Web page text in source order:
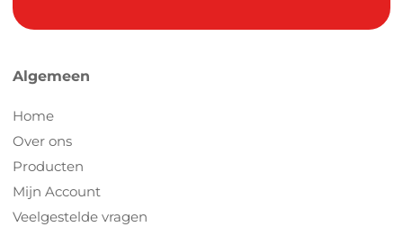
Algemeen
Home
Over ons
Producten
Mijn Account
Veelgestelde vragen